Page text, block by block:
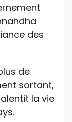
des
de
sortant,
la vie